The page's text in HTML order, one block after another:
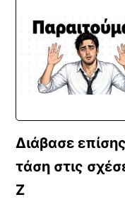
Διάβασε
τάση στις
Z